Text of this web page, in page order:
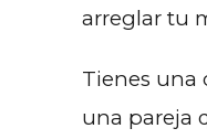
arreglar tu
Tienes una
una pareja